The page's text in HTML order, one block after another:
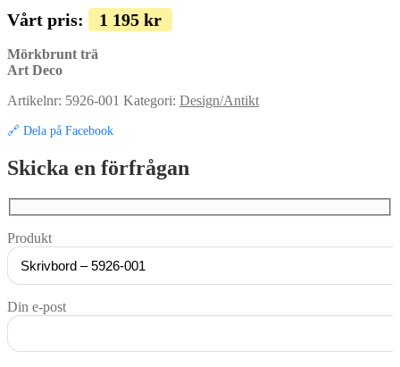
Vårt pris: 1 195 kr
Mörkbrunt trä
Art Deco
Artikelnr: 5926-001 Kategori: Design/Antikt
🔗 Dela på Facebook
Skicka en förfrågan
Produkt
Din e-post